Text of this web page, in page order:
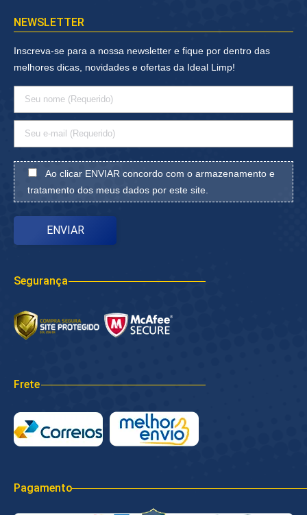
NEWSLETTER
Inscreva-se para a nossa newsletter e fique por dentro das
melhores dicas, novidades e ofertas da Ideal Limp!
Ao clicar ENVIAR concordo com o armazenamento e
tratamento dos meus dados por este site.
Segurança
Frete
Pagamento